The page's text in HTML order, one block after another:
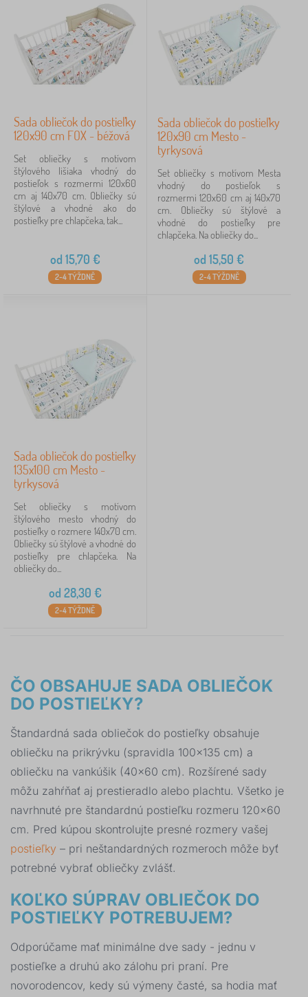
Sada obliečok do postieľky
120x90 cm FOX - béžová
Set obliečky s motívom
štýlového lišiaka vhodný do
postieľok s rozmermi 120x60
cm aj 140x70 cm. Obliečky sú
štýlové a vhodné ako do
postieľky pre chlapčeka, tak...
od 15,70 €
2-4 TÝŽDNĚ
Sada obliečok do postieľky
120x90 cm Mesto -
tyrkysová
Set obliečky s motívom Mesta
vhodný do postieľok s
rozmermi 120x60 cm aj 140x70
cm. Obliečky sú štýlové a
vhodné do postieľky pre
chlapčeka. Na obliečky do...
od 15,50 €
2-4 TÝŽDNĚ
Sada obliečok do postieľky
135x100 cm Mesto -
tyrkysová
Set obliečky s motívom
štýlového mesto vhodný do
postieľky o rozmere 140x70 cm.
Obliečky sú štýlové a vhodné do
postieľky pre chlapčeka. Na
obliečky do...
od 28,30 €
2-4 TÝŽDNĚ
ČO OBSAHUJE SADA OBLIEČOK
DO POSTIEĽKY?
Štandardná sada obliečok do postieľky obsahuje
obliečku na prikrývku (spravidla 100×135 cm) a
obliečku na vankúšik (40×60 cm). Rozšírené sady
môžu zahŕňať aj prestieradlo alebo plachtu. Všetko je
navrhnuté pre štandardnú postieľku rozmeru 120×60
cm. Pred kúpou skontrolujte presné rozmery vašej
postieľky – pri neštandardných rozmeroch môže byť
potrebné vybrať obliečky zvlášť.
KOĽKO SÚPRAV OBLIEČOK DO
POSTIEĽKY POTREBUJEM?
Odporúčame mať minimálne dve sady - jednu v
postieľke a druhú ako zálohu pri praní. Pre
novorodencov, kedy sú výmeny časté, sa hodia mať